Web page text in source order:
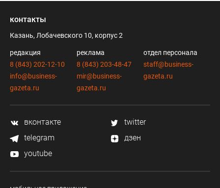
контакты
Казань, Лобачевского 10, корпус 2
редакция
8 (843) 202-12-10
info@business-
gazeta.ru
реклама
8 (843) 203-48-47
mir@business-
gazeta.ru
отдел персонала
staff@business-
gazeta.ru
вконтакте
twitter
telegram
дзен
youtube